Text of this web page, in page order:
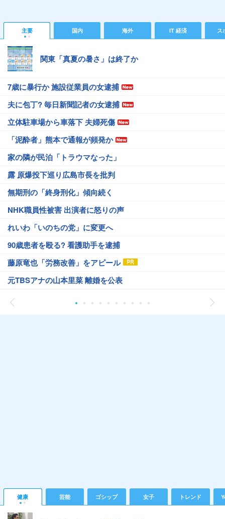
主要 国内 海外 IT 経済 ス
関東「真夏の暑さ」は終了か
7歳に暴行か 施設従業員の女逮捕
夫に包丁? 毎日新聞記者の女逮捕
立体駐車場から車落下 夫婦死傷
「泥酔者」熊本で通報が頻発か
家の隣が民泊「トラウマなった」
露 原爆投下巡り広島市長を批判
無期刑の「終身刑化」傾向続く
NHK職員性被害 出演者に怒りの声
れいわ「いのちの党」に変更へ
90歳患者を殴る? 看護助手を逮捕
藤原竜也「労務改善」をアピール
元TBSアナの山本里菜 離婚を公表
健康 芸能 ゴシップ 女子 トレンド